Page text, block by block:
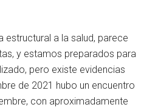
estructural a la salud, parece
y estamos preparados para
pero existe evidencias
de 2021 hubo un encuentro
con aproximadamente